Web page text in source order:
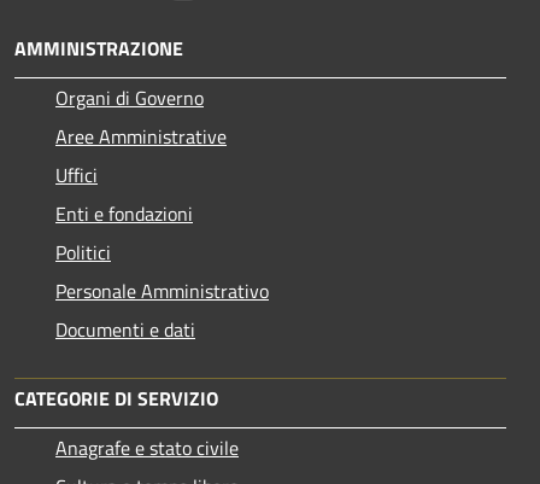
AMMINISTRAZIONE
Organi di Governo
Aree Amministrative
Uffici
Enti e fondazioni
Politici
Personale Amministrativo
Documenti e dati
CATEGORIE DI SERVIZIO
Anagrafe e stato civile